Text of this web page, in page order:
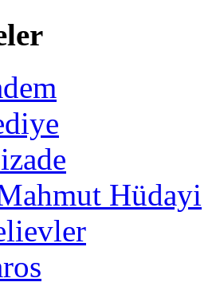
Hüdayi